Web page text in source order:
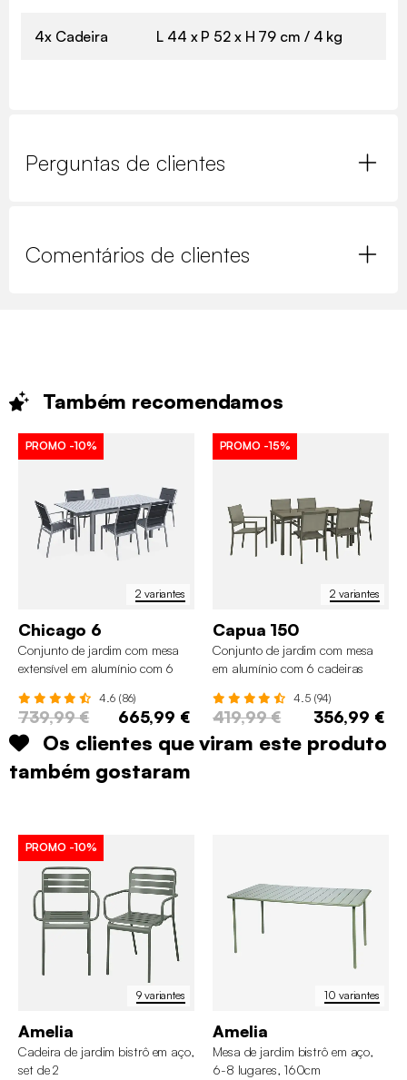
4x Cadeira L 44 x P 52 x H 79 cm / 4 kg
Perguntas de clientes
Comentários de clientes
Também recomendamos
2 variantes
PROMO -10%
Chicago 6
Conjunto de jardim com mesa
extensível em alumínio com 6
4.6 (86)
739,99 € 665,99 €
2 variantes
PROMO -15%
Capua 150
Conjunto de jardim com mesa
em alumínio com 6 cadeiras
4.5 (94)
419,99 € 356,99 €
Os clientes que viram este produto
também gostaram
9 variantes
PROMO -10%
Amelia
Cadeira de jardim bistrô em aço,
set de 2
10 variantes
Amelia
Mesa de jardim bistrô em aço,
6-8 lugares, 160cm